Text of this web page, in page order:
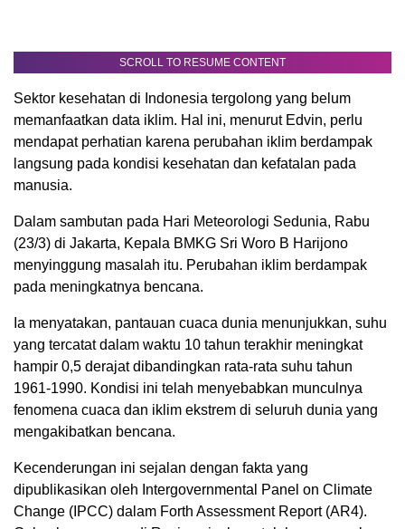
SCROLL TO RESUME CONTENT
Sektor kesehatan di Indonesia tergolong yang belum
memanfaatkan data iklim. Hal ini, menurut Edvin, perlu
mendapat perhatian karena perubahan iklim berdampak
langsung pada kondisi kesehatan dan kefatalan pada
manusia.
Dalam sambutan pada Hari Meteorologi Sedunia, Rabu
(23/3) di Jakarta, Kepala BMKG Sri Woro B Harijono
menyinggung masalah itu. Perubahan iklim berdampak
pada meningkatnya bencana.
Ia menyatakan, pantauan cuaca dunia menunjukkan, suhu
yang tercatat dalam waktu 10 tahun terakhir meningkat
hampir 0,5 derajat dibandingkan rata-rata suhu tahun
1961-1990. Kondisi ini telah menyebabkan munculnya
fenomena cuaca dan iklim ekstrem di seluruh dunia yang
mengakibatkan bencana.
Kecenderungan ini sejalan dengan fakta yang
dipublikasikan oleh Intergovernmental Panel on Climate
Change (IPCC) dalam Forth Assessment Report (AR4).